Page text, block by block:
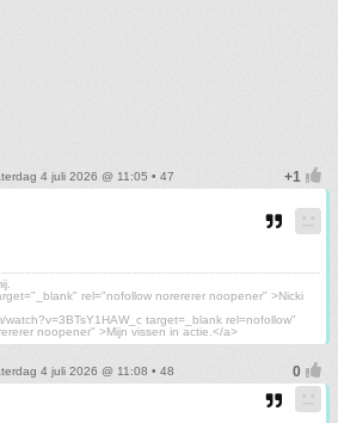
4 juli 2026 @ 11:05 • 47
rel="nofollow norererer noopener" >Nicki
target=_blank rel=nofollow"
noopener" >Mijn vissen in actie.</a>
4 juli 2026 @ 11:08 • 48